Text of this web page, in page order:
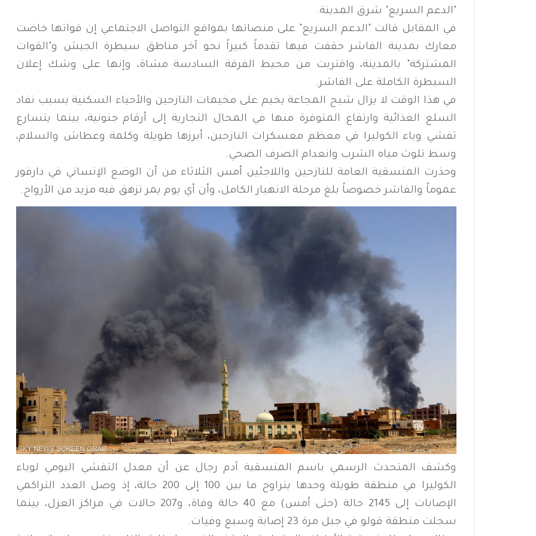
"الدعم السريع" شرق المدينة.
في المقابل قالت "الدعم السريع" على منصاتها بمواقع التواصل الاجتماعي إن قواتها خاضت
معارك بمدينة الفاشر حققت فيها تقدماً كبيراً نحو آخر مناطق سيطرة الجيش و"القوات
المشتركة" بالمدينة، واقتربت من محيط الفرقة السادسة مشاة، وإنها على وشك إعلان
السيطرة الكاملة على الفاشر.
في هذا الوقت لا يزال شبح المجاعة يخيم على مخيمات النازحين والأحياء السكنية بسبب نفاد
السلع الغذائية وارتفاع المتوفرة منها في المحال التجارية إلى أرقام جنونية، بينما يتسارع
تفشي وباء الكوليرا في معظم معسكرات النازحين، أبرزها طويلة وكلمة وعطاش والسلام،
وسط تلوث مياه الشرب وانعدام الصرف الصحي.
وحذرت المنسقية العامة للنازحين واللاجئين أمس الثلاثاء من أن الوضع الإنساني في دارفور
عموماً والفاشر خصوصاً بلغ مرحلة الانهيار الكامل، وأن أي يوم يمر تزهق فيه مزيد من الأرواح.
وكشف المتحدث الرسمي باسم المنسقية آدم رجال عن أن معدل التفشي اليومي لوباء
الكوليرا في منطقة طويلة وحدها يتراوح ما بين 100 إلى 200 حالة، إذ وصل العدد التراكمي
الإصابات إلى 2145 حالة (حتى أمس) مع 40 حالة وفاة، و207 حالات في مراكز العزل، بينما
سجلت منطقة قولو في جبل مرة 23 إصابة وسبع وفيات.